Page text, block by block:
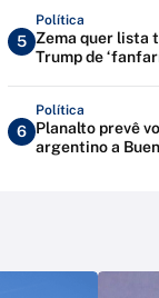
5
Política
Zema quer lista
Trump de
6
Política
Planalto prevê
argentino a